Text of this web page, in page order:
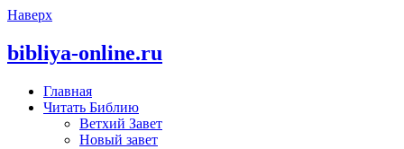
Наверх
bibliya-online.ru
Главная
Читать Библию
Ветхий Завет
Новый завет